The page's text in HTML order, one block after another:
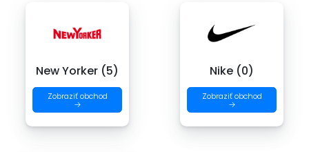
New Yorker (5)
Zobraziť obchod
→
Nike (0)
Zobraziť obchod
→